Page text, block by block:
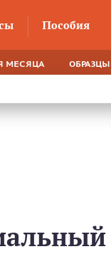
Пособия
МЕСЯЦА